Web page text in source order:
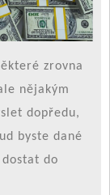
zrovna
nějakým
dopředu,
byste dané
do